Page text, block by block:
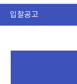
입찰공고